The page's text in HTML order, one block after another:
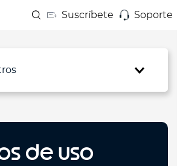
Suscríbete Soporte
de uso